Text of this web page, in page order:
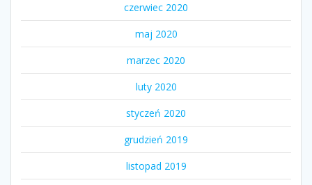
czerwiec 2020
maj 2020
marzec 2020
luty 2020
styczeń 2020
grudzień 2019
listopad 2019